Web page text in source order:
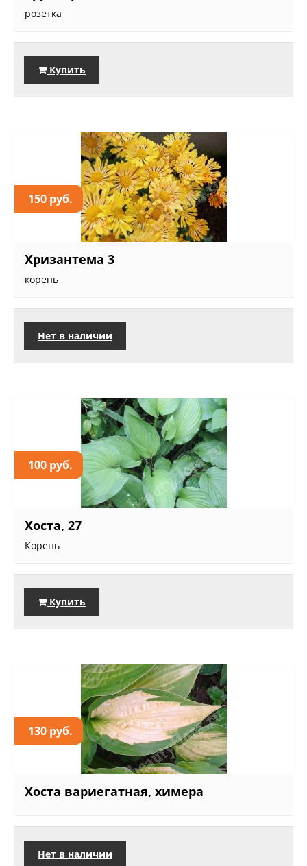
розетка
Купить
150 руб.
Хризантема 3
корень
Нет в наличии
100 руб.
Хоста, 27
Корень
Купить
130 руб.
Хоста вариегатная, химера
Нет в наличии